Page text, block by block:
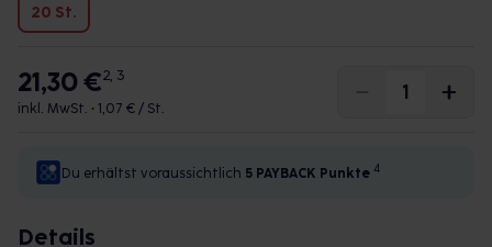
20 St.
21,30 €2, 3
inkl. MwSt. • 1,07 € / St.
Du erhältst voraussichtlich 5 PAYBACK Punkte 4
Details